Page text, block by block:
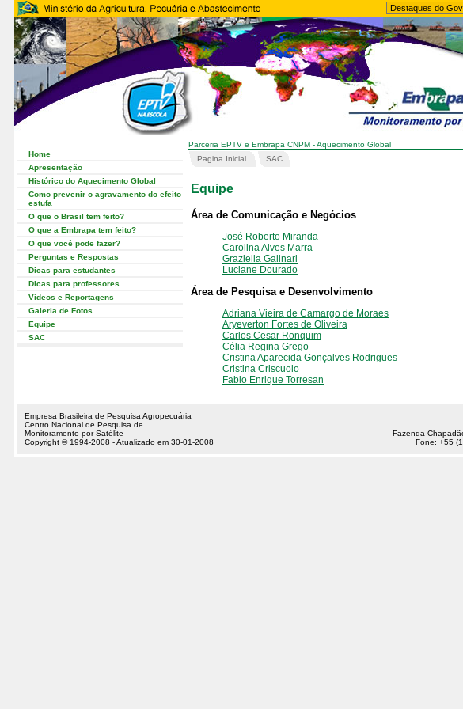
Home
Apresentação
Histórico do Aquecimento Global
Como prevenir o agravamento do efeito
estufa
O que o Brasil tem feito?
O que a Embrapa tem feito?
O que você pode fazer?
Perguntas e Respostas
Dicas para estudantes
Dicas para professores
Vídeos e Reportagens
Galeria de Fotos
Equipe
SAC
Parceria EPTV e Embrapa CNPM - Aquecimento Global
Pagina Inicial
SAC
Equipe
Área de Comunicação e Negócios
José Roberto Miranda
Carolina Alves Marra
Graziella Galinari
Luciane Dourado
Área de Pesquisa e Desenvolvimento
Adriana Vieira de Camargo de Moraes
Aryeverton Fortes de Oliveira
Carlos Cesar Ronquim
Célia Regina Grego
Cristina Aparecida Gonçalves Rodrigues
Cristina Criscuolo
Fabio Enrique Torresan
Empresa Brasileira de Pesquisa Agropecuária
Centro Nacional de Pesquisa de
Monitoramento por Satélite
Copyright © 1994-2008 - Atualizado em 30-01-2008
Fazenda
Fone: +55